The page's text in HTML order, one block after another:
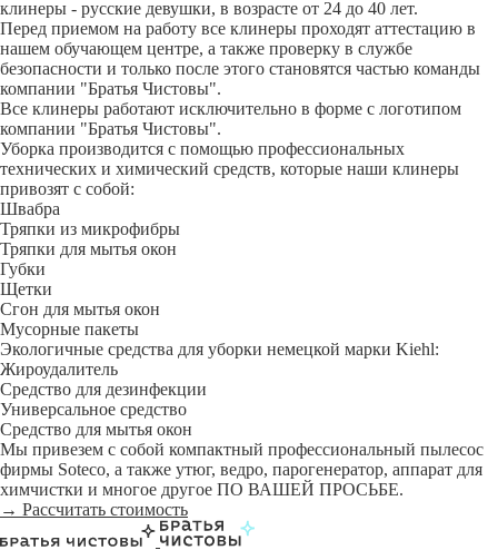
клинеры - русские девушки, в возрасте от 24 до 40 лет.
Перед приемом на работу все клинеры проходят аттестацию в
нашем обучающем центре, а также проверку в службе
безопасности и только после этого становятся частью команды
компании "Братья Чистовы".
Все клинеры работают исключительно в форме с логотипом
компании "Братья Чистовы".
Уборка производится с помощью профессиональных
технических и химический средств, которые наши клинеры
привозят с собой:
Швабра
Тряпки из микрофибры
Тряпки для мытья окон
Губки
Щетки
Сгон для мытья окон
Мусорные пакеты
Экологичные средства для уборки немецкой марки Kiehl:
Жироудалитель
Средство для дезинфекции
Универсальное средство
Средство для мытья окон
Мы привезем с собой компактный профессиональный пылесос
фирмы Soteco, а также утюг, ведро, парогенератор, аппарат для
химчистки и многое другое ПО ВАШЕЙ ПРОСЬБЕ.
→ Рассчитать стоимость